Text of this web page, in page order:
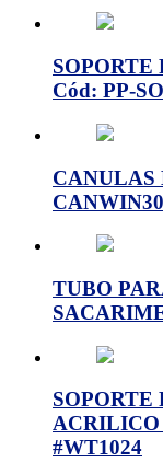
SOPORTE
Cód: PP-
CANULAS
TUBO
SOPORTE
ACRILICO
#WT1024